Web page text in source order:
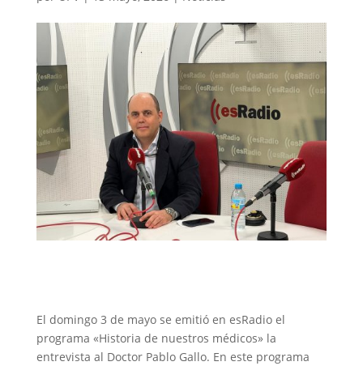
El domingo 3 de mayo se emitió en esRadio el
programa «Historia de nuestros médicos» la
entrevista al Doctor Pablo Gallo. En este programa